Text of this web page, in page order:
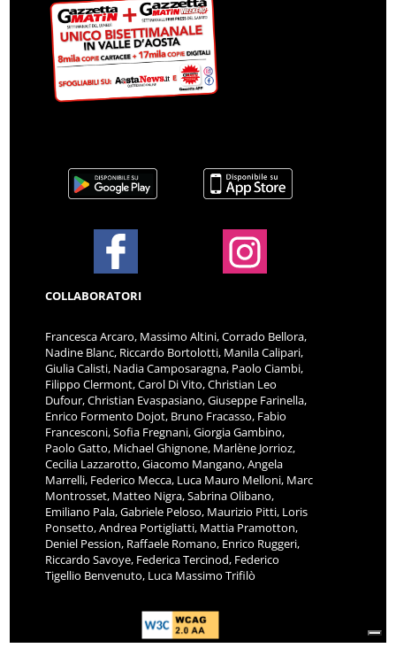
COLLABORATORI
Francesca Arcaro, Massimo Altini, Corrado Bellora,
Nadine Blanc, Riccardo Bortolotti, Manila Calipari,
Giulia Calisti, Nadia Camposaragna, Paolo Ciambi,
Filippo Clermont, Carol Di Vito, Christian Leo
Dufour, Christian Evaspasiano, Giuseppe Farinella,
Enrico Formento Dojot, Bruno Fracasso, Fabio
Francesconi, Sofia Fregnani, Giorgia Gambino,
Paolo Gatto, Michael Ghignone, Marlène Jorrioz,
Cecilia Lazzarotto, Giacomo Mangano, Angela
Marrelli, Federico Mecca, Luca Mauro Melloni, Marc
Montrosset, Matteo Nigra, Sabrina Olibano,
Emiliano Pala, Gabriele Peloso, Maurizio Pitti, Loris
Ponsetto, Andrea Portigliatti, Mattia Pramotton,
Deniel Pession, Raffaele Romano, Enrico Ruggeri,
Riccardo Savoye, Federica Tercinod, Federico
Tigellio Benvenuto, Luca Massimo Trifilò